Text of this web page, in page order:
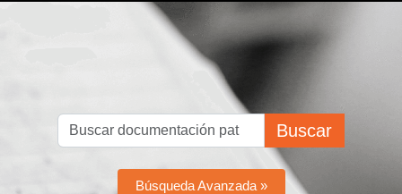
Buscar
Búsqueda Avanzada »